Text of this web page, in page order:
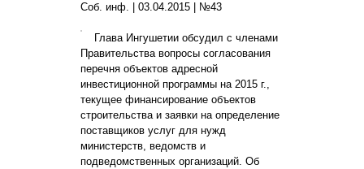
Соб. инф. | 03.04.2015 №43
Глава Ингушетии обсудил с членами
Правительства вопросы согласования
перечня объектов адресной
инвестиционной программы на 2015 г.,
текущее финансирование объектов
строительства и заявки на определение
поставщиков услуг для нужд
министерств, ведомств и
подведомственных организаций. Об